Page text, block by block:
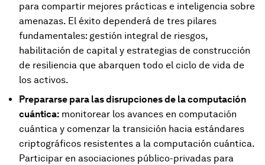
para compartir mejores prácticas e inteligencia sobre
amenazas. El éxito dependerá de tres pilares
fundamentales: gestión integral de riesgos,
habilitación de capital y estrategias de construcción
de resiliencia que abarquen todo el ciclo de vida de
los activos.
Prepararse para las disrupciones de la computación
cuántica: monitorear los avances en computación
cuántica y comenzar la transición hacia estándares
criptográficos resistentes a la computación cuántica.
Participar en asociaciones público-privadas para